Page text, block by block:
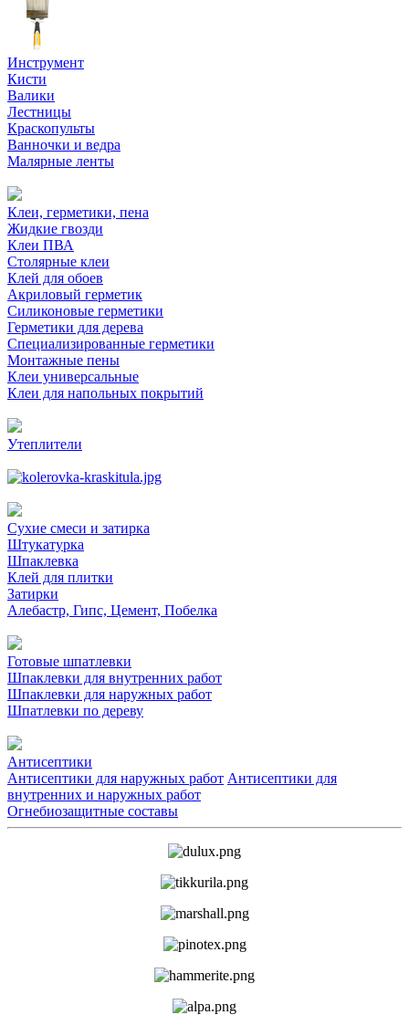
Инструмент
Кисти
Валики
Лестницы
Краскопульты
Ванночки и ведра
Малярные ленты
Клеи, герметики, пена
Жидкие гвозди
Клеи ПВА
Столярные клеи
Клей для обоев
Акриловый герметик
Силиконовые герметики
Герметики для дерева
Специализированные герметики
Монтажные пены
Клеи универсальные
Клеи для напольных покрытий
Утеплители
Сухие смеси и затирка
Штукатурка
Шпаклевка
Клей для плитки
Затирки
Алебастр, Гипс, Цемент, Побелка
Готовые шпатлевки
Шпаклевки для внутренних работ
Шпаклевки для наружных работ
Шпатлевки по дереву
Антисептики
Антисептики для наружных работ Антисептики для
внутренних и наружных работ
Огнебиозащитные составы